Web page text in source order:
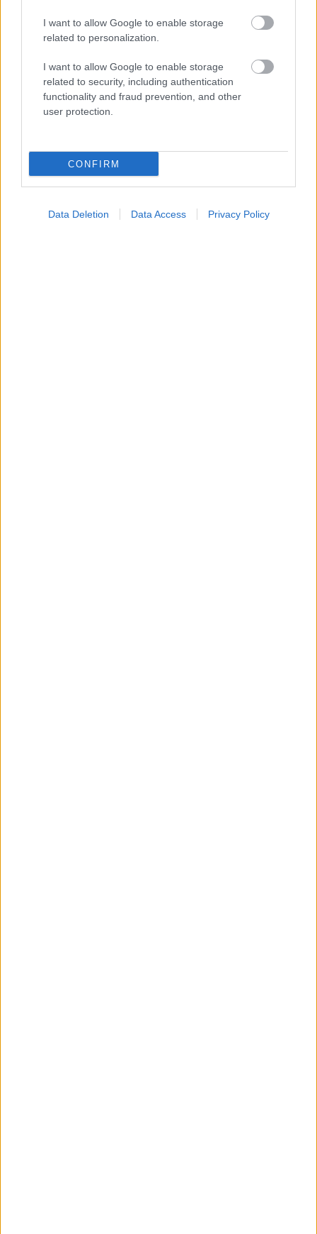
I want to allow Google to enable storage
related to personalization.
I want to allow Google to enable storage
related to security, including authentication
functionality and fraud prevention, and other
user protection.
CONFIRM
Data Deletion Data Access Privacy Policy
Ένας χυμός φρούτων την ημέρα ενισχύει τη διάθεση
[μελέτη]